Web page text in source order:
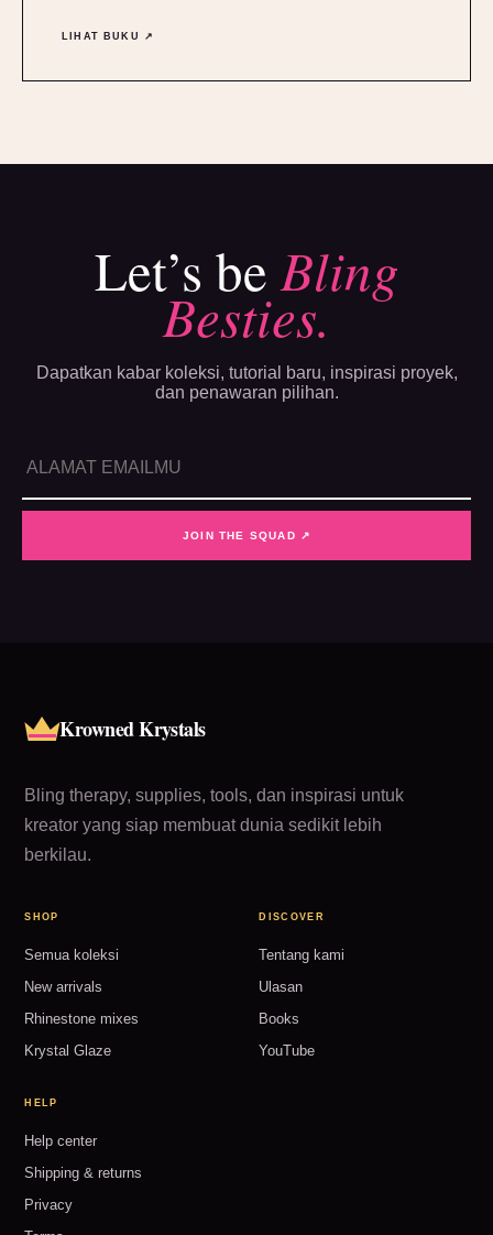
LIHAT BUKU ↗
Let’s beBling
Besties.
Dapatkan kabar koleksi, tutorial baru, inspirasi proyek,
dan penawaran pilihan.
JOIN THE SQUAD ↗
Krowned Krystals
Bling therapy, supplies, tools, dan inspirasi untuk
kreator yang siap membuat dunia sedikit lebih
berkilau.
SHOP
Semua koleksi
New arrivals
Rhinestone mixes
Krystal Glaze
DISCOVER
Tentang kami
Ulasan
Books
YouTube
HELP
Help center
Shipping & returns
Privacy